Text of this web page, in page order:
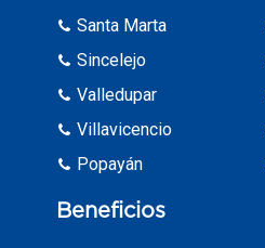
Santa Marta
Sincelejo
Valledupar
Villavicencio
Popayán
Beneficios